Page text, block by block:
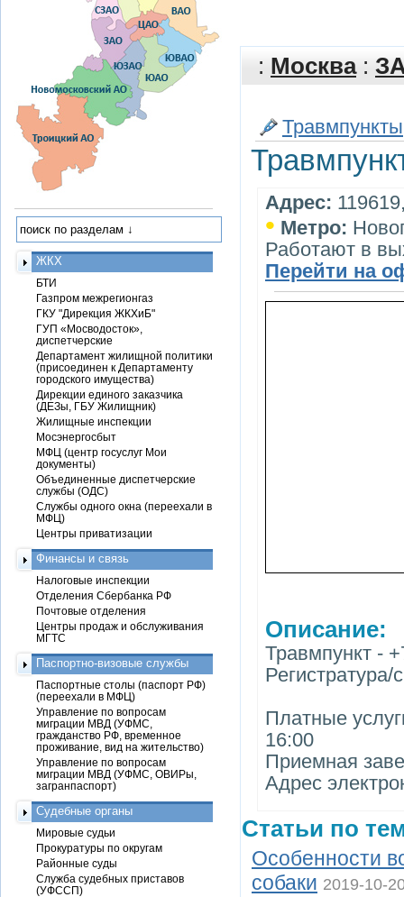
: Москва:
Травмпункты
Адрес:
• Метро:
Работают в
Перейти на
Описание:
Травмпункт -
Платные
16:00
Приемная
Адрес
Статьи по
Особенности
собаки 2019-10-
ЖКХ
БТИ
Газпром межрегионгаз
ГКУ "Дирекция ЖКХиБ"
ГУП «Мосводосток»,
диспетчерские
Департамент жилищной политики
(присоединен к Департаменту
городского имущества)
Дирекции единого заказчика
(ДЕЗы, ГБУ Жилищник)
Жилищные инспекции
Мосэнергосбыт
МФЦ (центр госуслуг Мои
документы)
Объединенные диспетчерские
службы (ОДС)
Службы одного окна (переехали в
МФЦ)
Центры приватизации
Финансы и связь
Налоговые инспекции
Отделения Сбербанка РФ
Почтовые отделения
Центры продаж и обслуживания
МГТС
Паспортно-визовые службы
Паспортные столы (паспорт РФ)
(переехали в МФЦ)
Управление по вопросам
миграции МВД (УФМС,
гражданство РФ, временное
проживание, вид на жительство)
Управление по вопросам
миграции МВД (УФМС, ОВИРы,
загранпаспорт)
Судебные органы
Мировые судьи
Прокуратуры по округам
Районные суды
Служба судебных приставов
(УФССП)